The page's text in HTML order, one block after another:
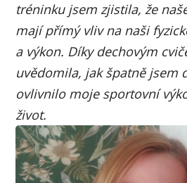
tréninku jsem zjistila, že
mají přímý vliv na naši
a výkon. Díky dechovým
uvědomila, jak špatně jsem
ovlivnilo moje sportovní
život.